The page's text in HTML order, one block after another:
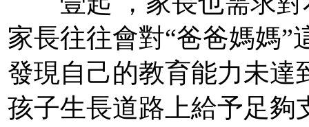
家長往往會對“爸爸媽媽”
發現自己的教育能力未達
孩子生長道路上給予足夠